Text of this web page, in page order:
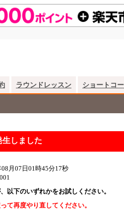
ラウンドレッスン ショートコ
生しました
月07日01時45分17秒
以下のいずれかをお試しください。
て再度やり直してください。